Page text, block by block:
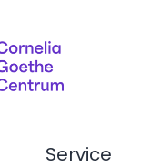
Service